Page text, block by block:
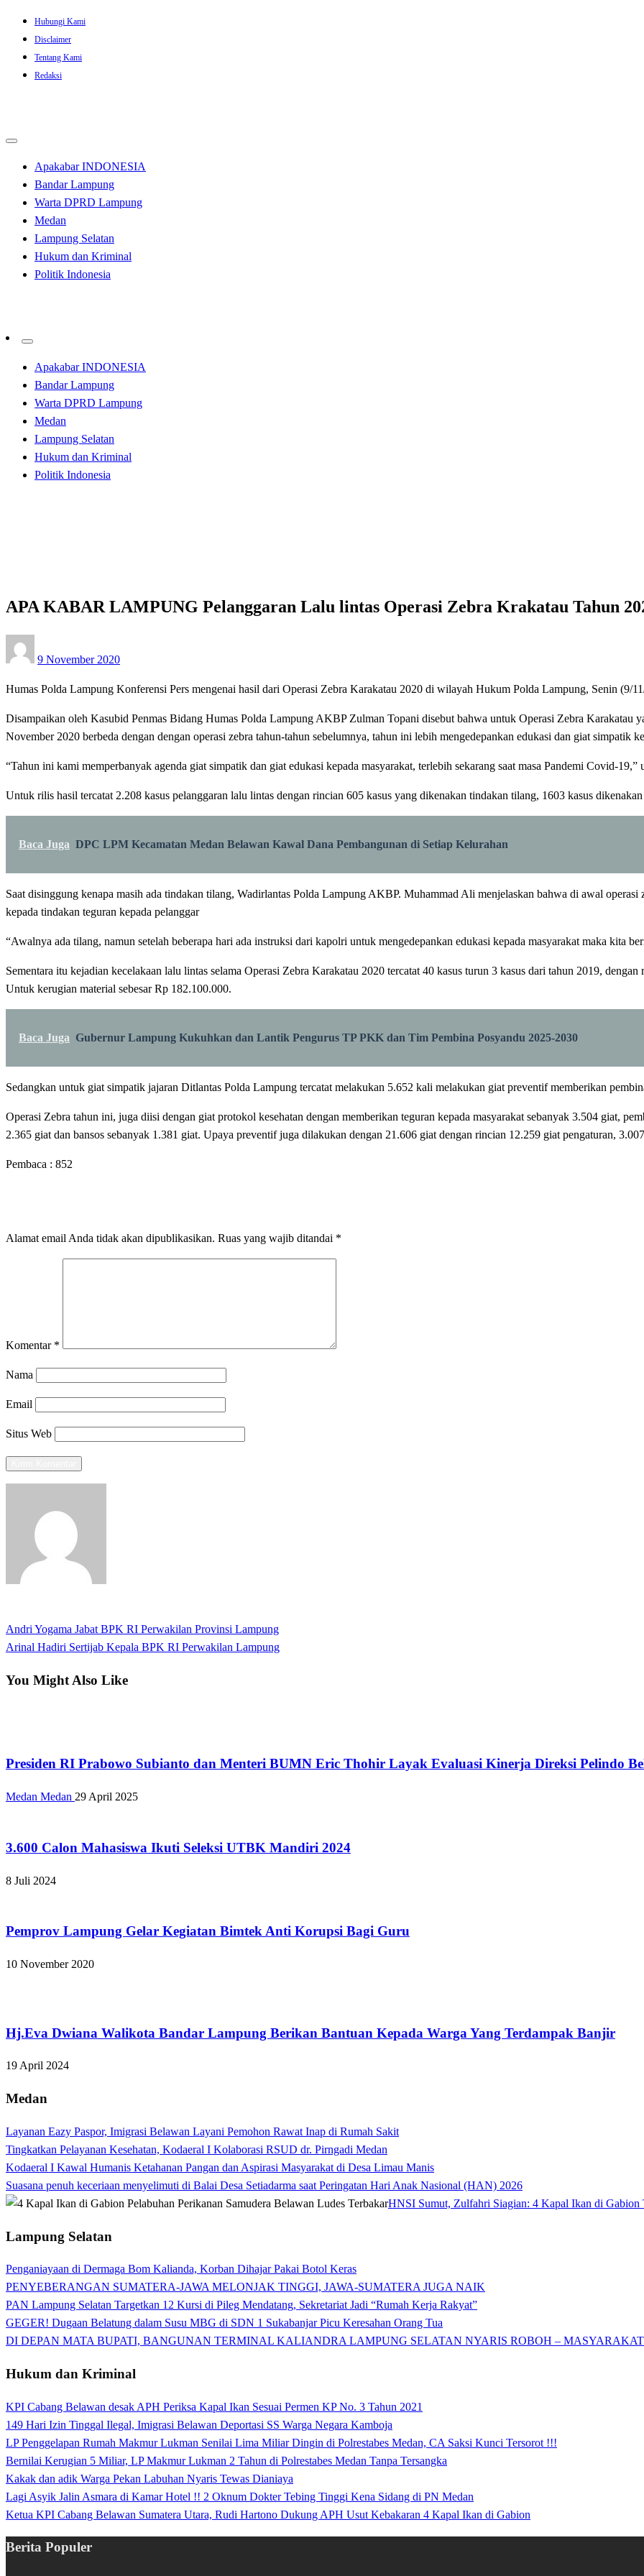
Skip
content
Hubungi Kami
Disclaimer
Tentang Kami
Redaksi
Apakabar INDONESIA
Bandar Lampung
Warta DPRD Lampung
Medan
Lampung Selatan
Hukum dan Kriminal
Politik Indonesia
Apakabar INDONESIA
Bandar Lampung
Warta DPRD Lampung
Medan
Lampung Selatan
Hukum dan Kriminal
Politik Indonesia
APA KABAR LAMPUNG Pelanggaran Lalu lintas Operasi Zebra Krakatau Tahun
on
9 November 2020
Humas Polda Lampung Konferensi Pers mengenai hasil dari Operasi Zebra Karakatau 2020 di wilayah Hukum Polda Lampung, Senin (9/
Disampaikan oleh Kasubid Penmas Bidang Humas Polda Lampung AKBP Zulman Topani disebut bahwa untuk Operasi Zebra Karakatau
November 2020 berbeda dengan dengan operasi zebra tahun-tahun sebelumnya, tahun ini lebih mengedepankan edukasi dan giat simpatik
“Tahun ini kami memperbanyak agenda giat simpatik dan giat edukasi kepada masyarakat, terlebih sekarang saat masa Pandemi Covid-19,”
Untuk rilis hasil tercatat 2.208 kasus pelanggaran lalu lintas dengan rincian 605 kasus yang dikenakan tindakan tilang, 1603 kasus dikenakan
Baca Juga DPC LPM Kecamatan Medan Belawan Kawal Dana Pembangunan di Setiap Kelurahan
Saat disinggung kenapa masih ada tindakan tilang, Wadirlantas Polda Lampung AKBP. Muhammad Ali menjelaskan bahwa di awal
kepada tindakan teguran kepada pelanggar
“Awalnya ada tilang, namun setelah beberapa hari ada instruksi dari kapolri untuk mengedepankan edukasi kepada masyarakat maka kita
Sementara itu kejadian kecelakaan lalu lintas selama Operasi Zebra Karakatau 2020 tercatat 40 kasus turun 3 kasus dari tahun 2019,
Untuk kerugian material sebesar Rp 182.100.000.
Baca Juga Gubernur Lampung Kukuhkan dan Lantik Pengurus TP PKK dan Tim Pembina Posyandu 2025-2030
Sedangkan untuk giat simpatik jajaran Ditlantas Polda Lampung tercatat melakukan 5.652 kali melakukan giat preventif memberikan
Operasi Zebra tahun ini, juga diisi dengan giat protokol kesehatan dengan memberikan teguran kepada masyarakat sebanyak 3.504 giat,
2.365 giat dan bansos sebanyak 1.381 giat. Upaya preventif juga dilakukan dengan 21.606 giat dengan rincian 12.259 giat pengaturan,
Pembaca : 852
Alamat email Anda tidak akan dipublikasikan. Ruas yang wajib ditandai *
Komentar *
Nama
Email
Situs Web
Navigasi
Previous
Post
Andri Yogama Jabat BPK RI Perwakilan Provinsi Lampung
Next
Arinal Hadiri Sertijab Kepala BPK RI Perwakilan Lampung
You Might Also Like
Presiden RI Prabowo Subianto dan Menteri BUMN Eric Thohir Layak Evaluasi Kinerja Direksi Pelindo
Medan Medan 29 April 2025
3.600 Calon Mahasiswa Ikuti Seleksi UTBK Mandiri 2024
8 Juli 2024
Pemprov Lampung Gelar Kegiatan Bimtek Anti Korupsi Bagi Guru
10 November 2020
Hj.Eva Dwiana Walikota Bandar Lampung Berikan Bantuan Kepada Warga Yang Terdampak Banjir
19 April 2024
Medan
Layanan Eazy Paspor, Imigrasi Belawan Layani Pemohon Rawat Inap di Rumah Sakit
Tingkatkan Pelayanan Kesehatan, Kodaeral I Kolaborasi RSUD dr. Pirngadi Medan‎
Kodaeral I Kawal Humanis Ketahanan Pangan dan Aspirasi Masyarakat di Desa Limau Manis
Suasana penuh keceriaan menyelimuti di Balai Desa Setiadarma saat Peringatan Hari Anak Nasional (HAN) 2026
HNSI Sumut, Zulfahri Siagian: 4 Kapal Ikan di
Lampung Selatan
Penganiayaan di Dermaga Bom Kalianda, Korban Dihajar Pakai Botol Keras
PENYEBERANGAN SUMATERA-JAWA MELONJAK TINGGI, JAWA-SUMATERA JUGA NAIK
PAN Lampung Selatan Targetkan 12 Kursi di Pileg Mendatang, Sekretariat Jadi “Rumah Kerja Rakyat”
GEGER! Dugaan Belatung dalam Susu MBG di SDN 1 Sukabanjar Picu Keresahan Orang Tua
DI DEPAN MATA BUPATI, BANGUNAN TERMINAL KALIANDRA LAMPUNG SELATAN NYARIS ROBOH –
Hukum dan Kriminal
KPI Cabang Belawan desak APH Periksa Kapal Ikan Sesuai Permen KP No. 3 Tahun 2021
149 Hari Izin Tinggal Ilegal, Imigrasi Belawan Deportasi SS Warga Negara Kamboja
LP Penggelapan Rumah Makmur Lukman Senilai Lima Miliar Dingin di Polrestabes Medan, CA Saksi Kunci Tersorot !!!
Bernilai Kerugian 5 Miliar, LP Makmur Lukman 2 Tahun di Polrestabes Medan Tanpa Tersangka
Kakak dan adik Warga Pekan Labuhan Nyaris Tewas Dianiaya
Lagi Asyik Jalin Asmara di Kamar Hotel !! 2 Oknum Dokter Tebing Tinggi Kena Sidang di PN Medan
Ketua KPI Cabang Belawan Sumatera Utara, Rudi Hartono Dukung APH Usut Kebakaran 4 Kapal Ikan di Gabion
Berita Populer